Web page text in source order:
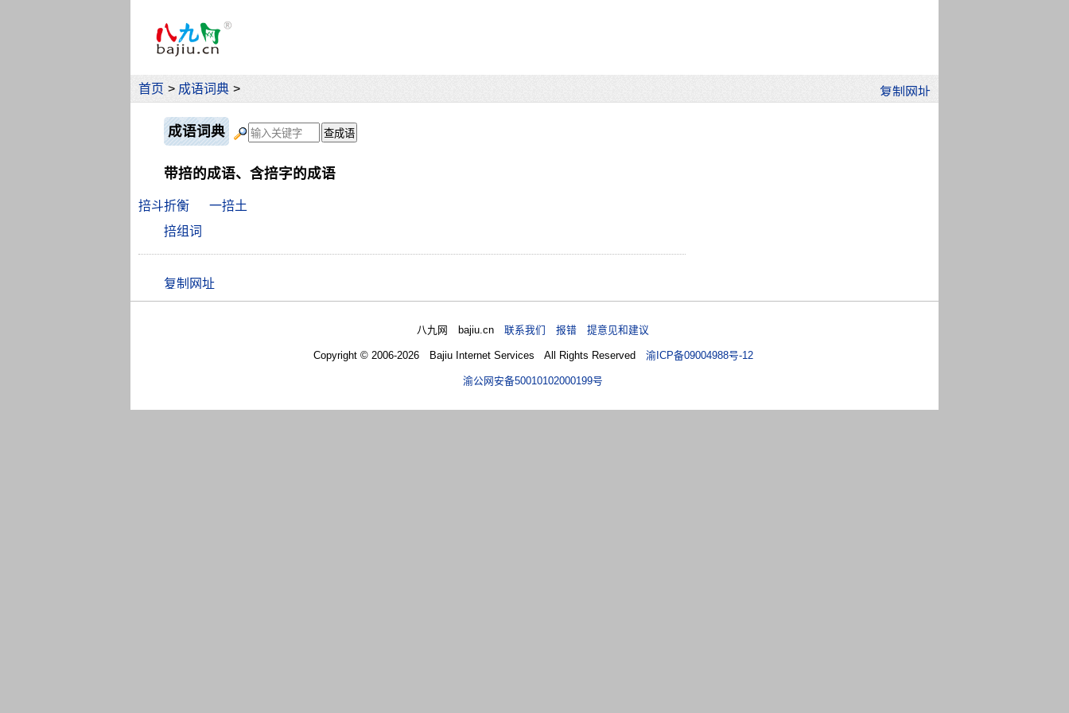
首页 > 成语词典 >
成语词典
带掊的成语、含掊字的成语
掊斗折衡
一掊土
掊组词
八九网 bajiu.cn联系我们 报错 提意见和建议
Copyright © 2006-2026 Bajiu Internet Services All Rights Reserved 渝ICP备09004988号-12
渝公网安备50010102000199号